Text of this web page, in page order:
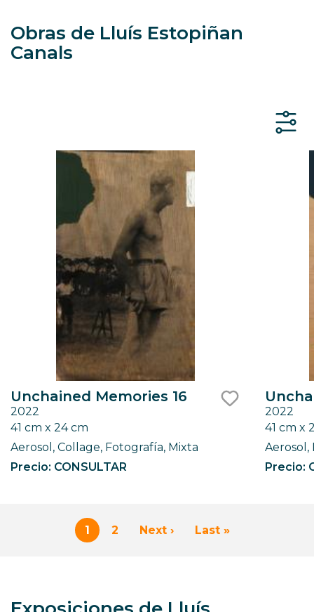
Obras de Lluís Estopiñan
Canals
Unchained Memories 16
2022
41 cm x 24 cm
Aerosol, Collage, Fotografía, Mixta
Precio: CONSULTAR
2022
41 cm x
Aerosol,
Precio:
Página
1
Page
2
Siguiente
Next ›
Última
Last »